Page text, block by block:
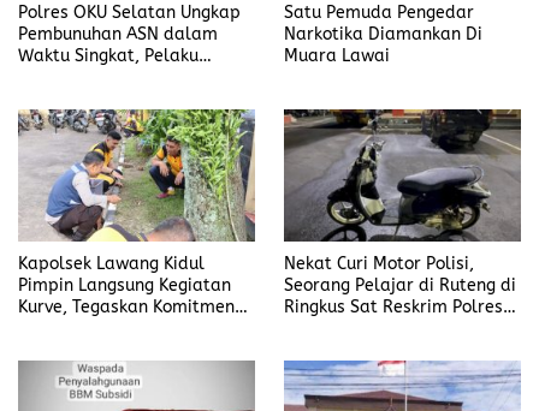
Polres OKU Selatan Ungkap
Pembunuhan ASN dalam
Waktu Singkat, Pelaku
Satu Pemuda Pengedar
Narkotika Diamankan Di
Muara Lawai
Kapolsek Lawang Kidul
Pimpin Langsung Kegiatan
Kurve, Tegaskan Komitmen
Nekat Curi Motor Polisi,
Seorang Pelajar di Ruteng di
Ringkus Sat Reskrim Polres